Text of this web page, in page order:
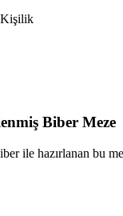
Kişilik
Biber Meze
ile hazırlanan bu